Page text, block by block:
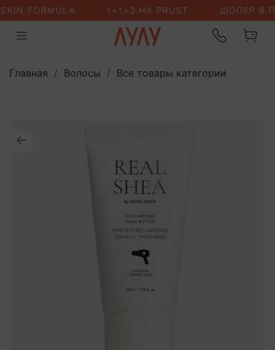
Главная Волосы Все товары категории